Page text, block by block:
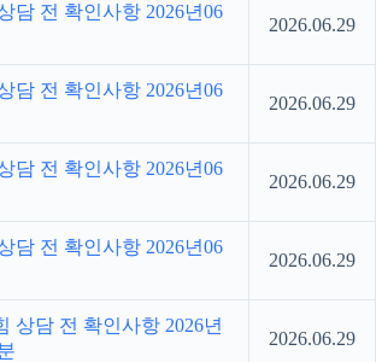
담 전 확인사항 2026년06
2026.06.29
담 전 확인사항 2026년06
2026.06.29
담 전 확인사항 2026년06
2026.06.29
담 전 확인사항 2026년06
2026.06.29
상담 전 확인사항 2026년
2026.06.29